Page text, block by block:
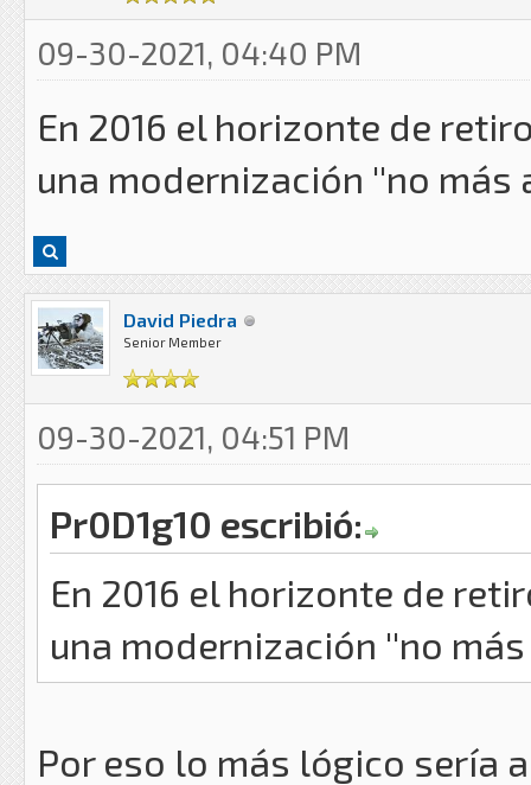
09-30-2021, 04:40 PM
En 2016 el horizonte de
una modernización ''no más
David Piedra
Senior Member
09-30-2021, 04:51 PM
Pr0D1g10 escribió:
En 2016 el horizonte de
una modernización ''no
Por eso lo más lógico sería